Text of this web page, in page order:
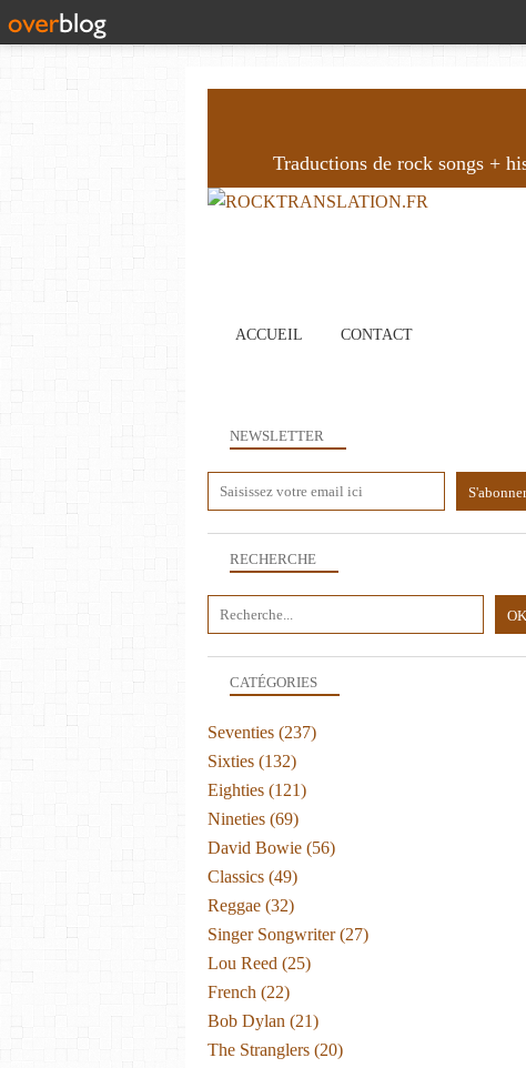
Traductions de rock songs +
ACCUEIL CONTACT
NEWSLETTER
RECHERCHE
CATÉGORIES
Seventies (237)
Sixties (132)
Eighties (121)
Nineties (69)
David Bowie (56)
Classics (49)
Reggae (32)
Singer Songwriter(27)
Lou Reed (25)
French (22)
Bob Dylan (21)
The Stranglers (20)